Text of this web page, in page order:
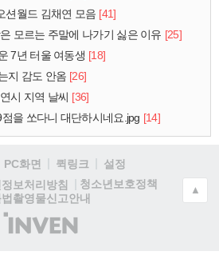
션월드 김채연 모음 [41]
모르는 주말에 나가기 싫은 이유 [25]
7년 터울 여동생 [18]
지 감도 안옴 [26]
시 지역 날씨 [36]
을 쏘다니 대단하시네요.jpg [14]
PC화면 퀵링크
설정
보처리방침
청소년보호정책
법촬영물신고안내
(주)
인
▲